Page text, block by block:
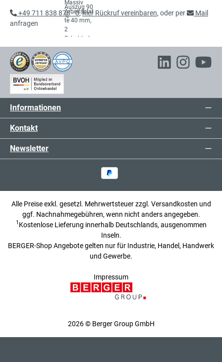
+49 711 838 878 - 0,hier Rückruf vereinbaren, oder per
Mail
anfragen
Informationen
Kontakt
Newsletter
Alle Preise exkl. gesetzl. Mehrwertsteuer zzgl. Versandkosten und
ggf. Nachnahmegebühren, wenn nicht anders angegeben.
1 Kostenlose Lieferung innerhalb Deutschlands, ausgenommen
Inseln.
BERGER-Shop Angebote gelten nur für Industrie, Handel, Handwerk
und Gewerbe.
Impressum
2026 © Berger Group GmbH